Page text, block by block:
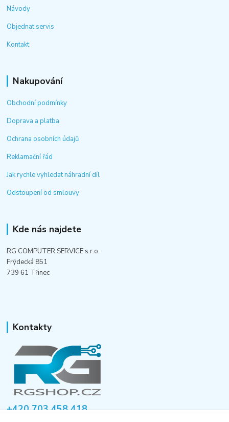
Návody
Objednat servis
Kontakt
Nakupování
Obchodní podmínky
Doprava a platba
Ochrana osobních údajů
Reklamační řád
Jak rychle vyhledat náhradní díl
Odstoupení od smlouvy
Kde nás najdete
RG COMPUTER SERVICE s.r.o.
Frýdecká 851
739 61 Třinec
Kontakty
+420 703 458 418